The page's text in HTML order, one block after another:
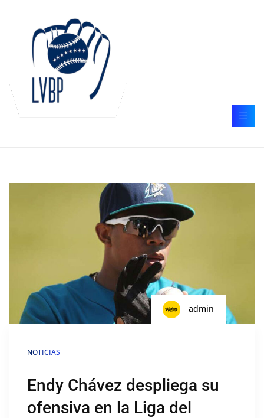
admin
NOTICIAS
Endy Chávez despliega su
ofensiva en la Liga del